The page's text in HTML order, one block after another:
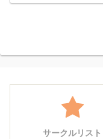
サークルリスト